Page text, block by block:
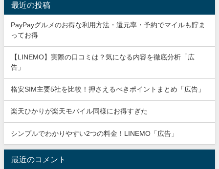
最近の投稿
PayPayグルメのお得な利用方法・還元率・予約でマイルも貯ま
ってお得
【LINEMO】実際の口コミは？気になる内容を徹底分析「広
告」
格安SIM主要5社を比較！押さえるべきポイントまとめ「広告」
楽天ひかりが楽天モバイル同様にお得すぎた
シンプルでわかりやすい2つの料金！LINEMO「広告」
最近のコメント